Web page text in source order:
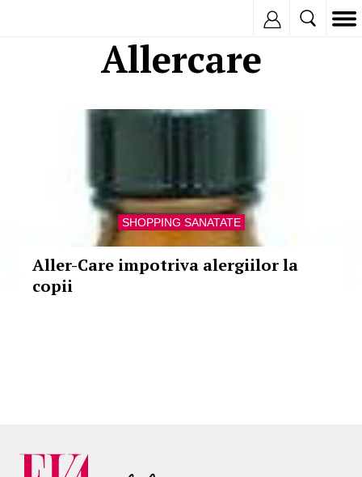
Allercare
SHOPPING SANATATE
Aller-Care impotriva alergiilor la
copii